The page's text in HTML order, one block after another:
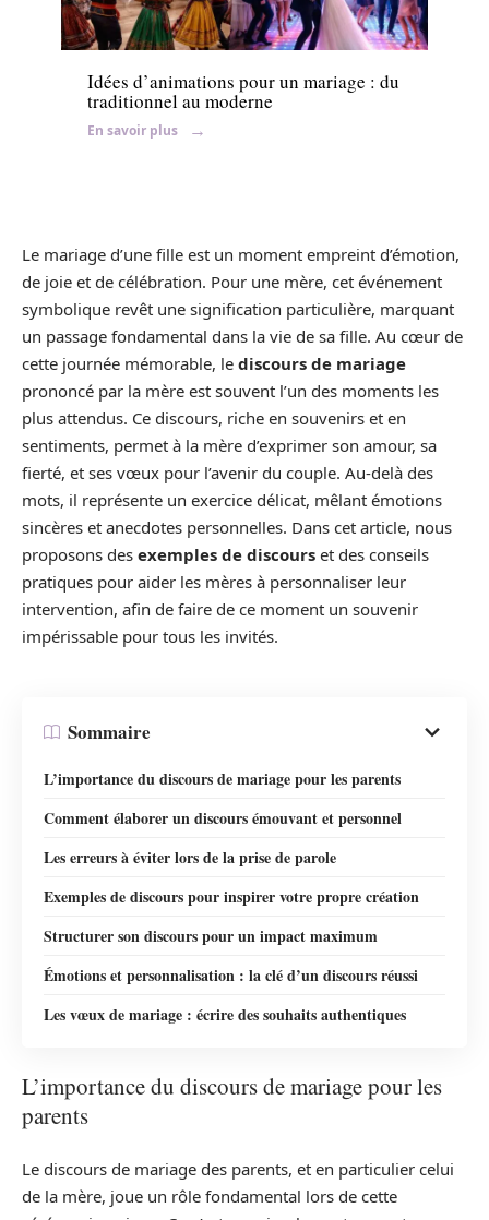
Conseils
Idées d’animations pour un mariage : du
traditionnel au moderne
En savoir plus
Le mariage d’une fille est un moment empreint d’émotion,
de joie et de célébration. Pour une mère, cet événement
symbolique revêt une signification particulière, marquant
un passage fondamental dans la vie de sa fille. Au cœur de
cette journée mémorable, le discours de mariage
prononcé par la mère est souvent l’un des moments les
plus attendus. Ce discours, riche en souvenirs et en
sentiments, permet à la mère d’exprimer son amour, sa
fierté, et ses vœux pour l’avenir du couple. Au-delà des
mots, il représente un exercice délicat, mêlant émotions
sincères et anecdotes personnelles. Dans cet article, nous
proposons des exemples de discours et des conseils
pratiques pour aider les mères à personnaliser leur
intervention, afin de faire de ce moment un souvenir
impérissable pour tous les invités.
Sommaire
L’importance du discours de mariage pour les parents
Comment élaborer un discours émouvant et personnel
Les erreurs à éviter lors de la prise de parole
Exemples de discours pour inspirer votre propre création
Structurer son discours pour un impact maximum
Émotions et personnalisation : la clé d’un discours réussi
Les vœux de mariage : écrire des souhaits authentiques
L’importance du discours de mariage pour les
parents
Le discours de mariage des parents, et en particulier celui
de la mère, joue un rôle fondamental lors de cette